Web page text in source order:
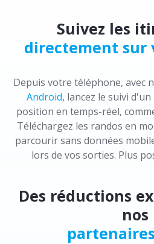
Suivez les
directement sur
Depuis votre téléphone, avec
Android, lancez le suivi
position en temps-réel,
Téléchargez les randos en
parcourir sans données
lors de vos sorties. Plus
Des réductions
nos